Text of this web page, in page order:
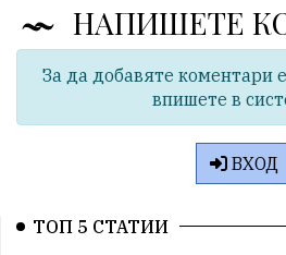
НАПИШЕТЕ
За да добавяте коментари
впишете в
ВХОД
ТОП 5 СТАТИИ